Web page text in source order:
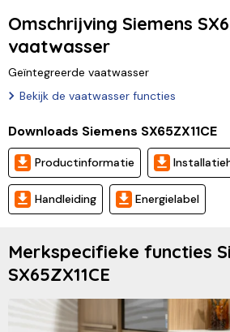
Omschrijving Siemens
vaatwasser
Geïntegreerde vaatwasser
Bekijk de vaatwasser functies
Downloads Siemens SX65ZX11CE
Productinformatie
Handleiding Energielabel
Merkspecifieke functies
SX65ZX11CE